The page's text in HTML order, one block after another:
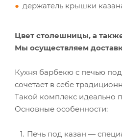
держатель крышки
Цвет столешницы, а
Мы осуществляем
Кухня барбекю с печью
сочетает в себе
Такой комплекс идеально
Основные особенности:
Печь под казан —